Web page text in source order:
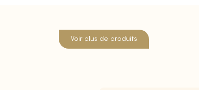
Voir plus de produits